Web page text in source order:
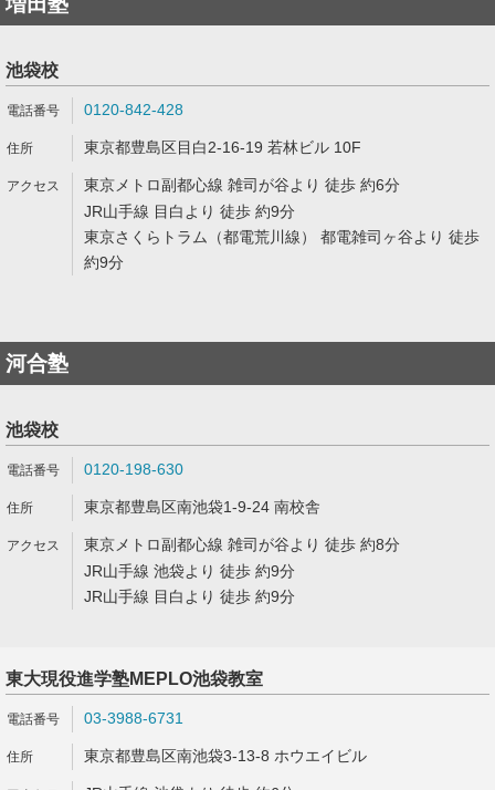
池袋校
0120-842-428
東京都豊島区目白2-16-19 若林ビル 10F
東京メトロ副都心線 雑司が谷より 徒歩 約6分
JR山手線 目白より 徒歩 約9分
東京さくらトラム（都電荒川線） 都電雑司ヶ谷より 徒歩
約9分
河合塾
池袋校
0120-198-630
東京都豊島区南池袋1-9-24 南校舎
東京メトロ副都心線 雑司が谷より 徒歩 約8分
JR山手線 池袋より 徒歩 約9分
JR山手線 目白より 徒歩 約9分
東大現役進学塾MEPLO池袋教室
03-3988-6731
東京都豊島区南池袋3-13-8 ホウエイビル